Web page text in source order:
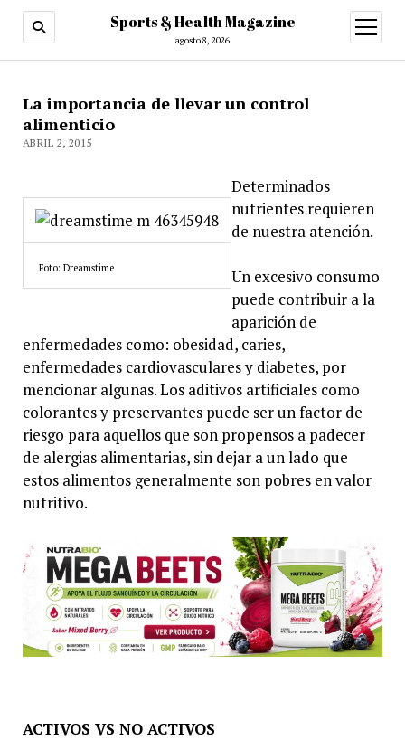
Sports & Health Magazine
agosto 8, 2026
abrir
menú
La importancia de llevar un control
alimenticio
ABRIL 2, 2015
Foto: Dreamstime
Determinados
nutrientes requieren
de nuestra atención.
Un excesivo consumo
puede contribuir a la
aparición de
enfermedades como: obesidad, caries,
enfermedades cardiovasculares y diabetes, por
mencionar algunas. Los aditivos artificiales como
colorantes y preservantes puede ser un factor de
riesgo para aquellos que son propensos a padecer
de alergias alimentarias, sin dejar a un lado que
estos alimentos generalmente son pobres en valor
nutritivo.
ACTIVOS VS NO ACTIVOS